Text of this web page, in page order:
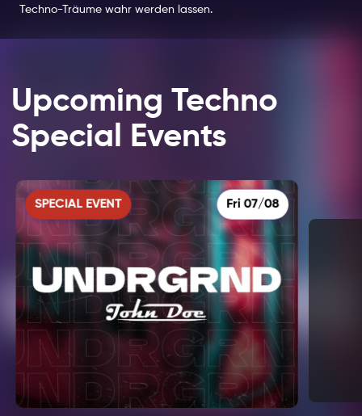
Techno-Träume wahr werden lassen.
Upcoming Techno
Special Events
SPECIAL EVENT Fri 07/08